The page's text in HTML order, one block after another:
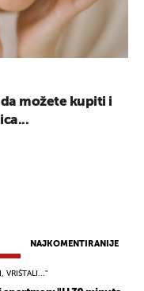
NAJKOMENTIRANIJE
VRIŠTALI..."
možete kupiti i